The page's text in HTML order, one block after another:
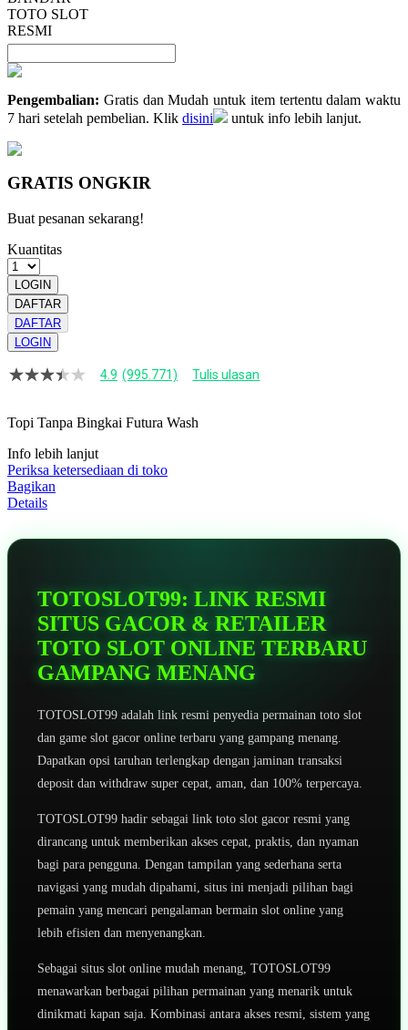
TOTO SLOT
RESMI
Pengembalian: Gratis dan Mudah untuk item tertentu dalam waktu
7 hari setelah pembelian. Klik disini untuk info lebih lanjut.
GRATIS ONGKIR
Buat pesanan sekarang!
Kuantitas
LOGIN
DAFTAR
DAFTAR
LOGIN
4.9
bintang,
rating
rata-
rata.
Read
13
Tautan
4.9 (995.771) Tulis ulasan
Topi Tanpa Bingkai Futura Wash
Info lebih lanjut
Periksa ketersediaan di toko
Bagikan
Details
TOTOSLOT99: LINK RESMI
SITUS GACOR & RETAILER
TOTO SLOT ONLINE TERBARU
GAMPANG MENANG
TOTOSLOT99 adalah link resmi penyedia permainan toto slot
dan game slot gacor online terbaru yang gampang menang.
Dapatkan opsi taruhan terlengkap dengan jaminan transaksi
deposit dan withdraw super cepat, aman, dan 100% terpercaya.
TOTOSLOT99 hadir sebagai link toto slot gacor resmi yang
dirancang untuk memberikan akses cepat, praktis, dan nyaman
bagi para pengguna. Dengan tampilan yang sederhana serta
navigasi yang mudah dipahami, situs ini menjadi pilihan bagi
pemain yang mencari pengalaman bermain slot online yang
lebih efisien dan menyenangkan.
Sebagai situs slot online mudah menang, TOTOSLOT99
menawarkan berbagai pilihan permainan yang menarik untuk
dinikmati kapan saja. Kombinasi antara akses resmi, sistem yang